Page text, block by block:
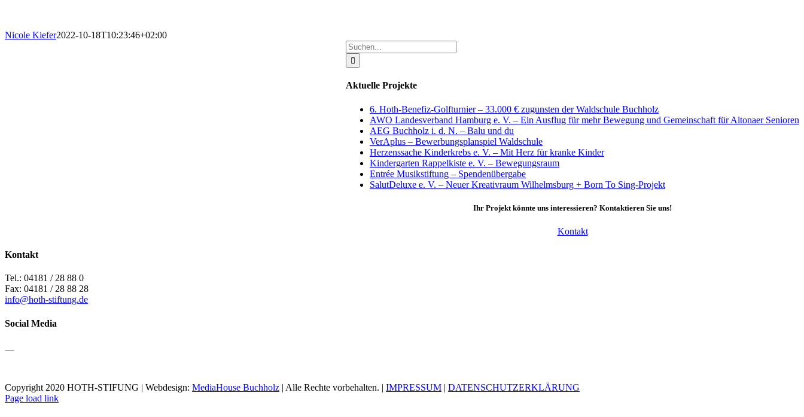
Nicole Kiefer2022-10-18T10:23:46+02:00
Suche
nach:
Aktuelle Projekte
6. Hoth-Benefiz-Golfturnier – 33.000 € zugunsten der Waldschule Buchholz
AWO Landesverband Hamburg e. V. – Ein Ausflug für mehr Bewegung und Gemeinschaft für Altonaer Senioren
AEG Buchholz i. d. N. – Balu und du
VerAplus – Bewerbungsplanspiel Waldschule
Herzenssache Kinderkrebs e. V. – Mit Herz für kranke Kinder
Kindergarten Rappelkiste e. V. – Bewegungsraum
Entrée Musikstiftung – Spendenübergabe
SalutDeluxe e. V. – Neuer Kreativraum Wilhelmsburg + Born To Sing-Projekt
Ihr Projekt könnte uns interessieren? Kontaktieren Sie uns!
Kontakt
Kontakt
Tel.: 04181 / 28 88 0
Fax: 04181 / 28 88 28
info@hoth-stiftung.de
Social Media
Copyright 2020 HOTH-STIFUNG | Webdesign: MediaHouse Buchholz | Alle Rechte vorbehalten. | IMPRESSUM | DATENSCHUTZERKLÄRUNG
Page load link